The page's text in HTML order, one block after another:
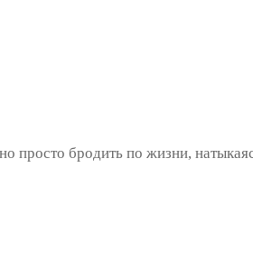
бродить по жизни,